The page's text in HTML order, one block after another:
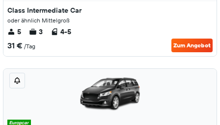
Class Intermediate Car
oder ähnlich Mittelgroß
5 3 4-5
31 € /Tag Zum Angebot